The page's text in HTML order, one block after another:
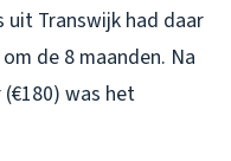
uit Transwijk had daar
de 8 maanden. Na
was het